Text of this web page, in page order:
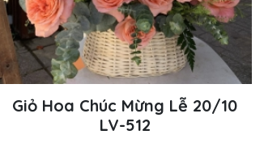
Giỏ Hoa Chúc Mừng Lễ 20/10
LV-512